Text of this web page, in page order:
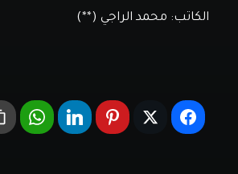
الكاتب: محمد الراجي (**)